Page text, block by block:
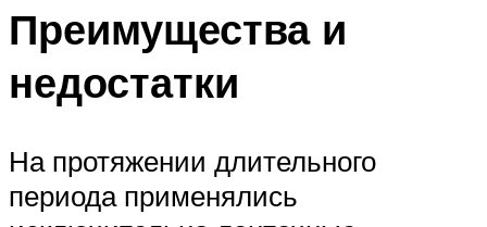
Преимущества и
недостатки
На протяжении длительного
периода применялись